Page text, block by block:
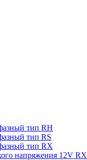
тип RH
тип RS
тип RX
напряжения 12V RX